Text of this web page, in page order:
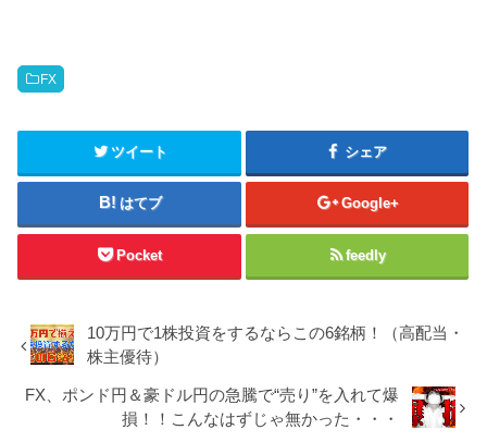
FX
ツイート シェア
はてブ Google+
Pocket feedly
10万円で1株投資をするならこの6銘柄！（高配当・
株主優待）
FX、ポンド円＆豪ドル円の急騰で“売り”を入れて爆
損！！こんなはずじゃ無かった・・・